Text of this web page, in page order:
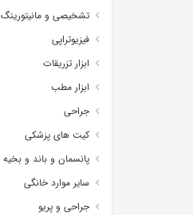
تشخیصی و مانیتورینگ
فیزیوتراپی
ابزار تزریقات
ابزار مطب
جراحی
کیت های پزشکی
پانسمان و باند و بخیه
سایر موارد خانگی
جراحی و پریو